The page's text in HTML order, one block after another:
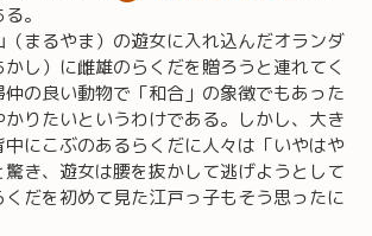
。
まるやま）の遊女に入れ込んだオランダ
し）に雌雄のらくだを贈ろうと連れてく
の良い動物で「和合」の象徴でもあった
りたいというわけである。しかし、大き
にこぶのあるらくだに人々は「いやはや
き、遊女は腰を抜かして逃げようとして
だを初めて見た江戸っ子もそう思ったに